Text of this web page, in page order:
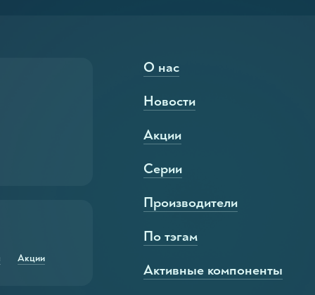
Акции
О нас
Новости
Акции
Серии
Производители
По тэгам
Активные компоненты